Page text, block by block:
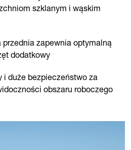
szklanym i wąskim
przednia zapewnia optymalną
dodatkowy
i duże bezpieczeństwo za
obszaru roboczego